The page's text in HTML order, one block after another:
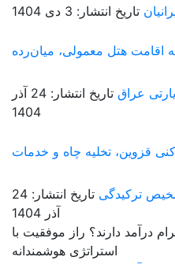
3 دی 1404
معمولی، میان‌رده
تاریخ انتشار: 24 آذر
تخلیه چاه و خدمات
تاریخ انتشار: 24